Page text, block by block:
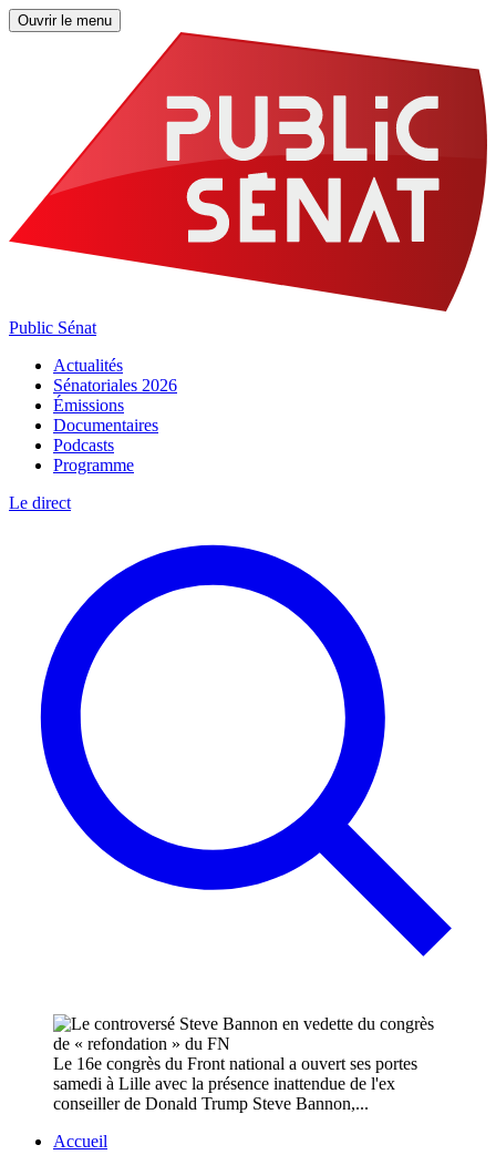
Ouvrir le menu
Public Sénat
Actualités
Sénatoriales 2026
Émissions
Documentaires
Podcasts
Programme
Le direct
Le 16e congrès du Front national a ouvert ses portes
samedi à Lille avec la présence inattendue de l'ex
conseiller de Donald Trump Steve Bannon,...
Accueil